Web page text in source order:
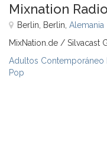
Mixnation
Berlin, Berlin, Alemania
MixNation.de / Silvacast
Adultos Contemporáneo
Pop